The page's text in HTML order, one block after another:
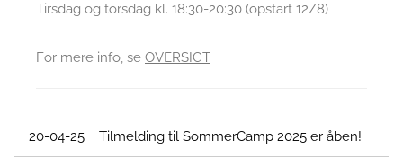
Tirsdag og torsdag kl. 18:30-20:30 (opstart 12/8)
For mere info, se OVERSIGT
20-04-25 Tilmelding til SommerCamp 2025 er åben!